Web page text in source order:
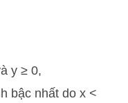
y ≥ 0,
bậc nhất do x <